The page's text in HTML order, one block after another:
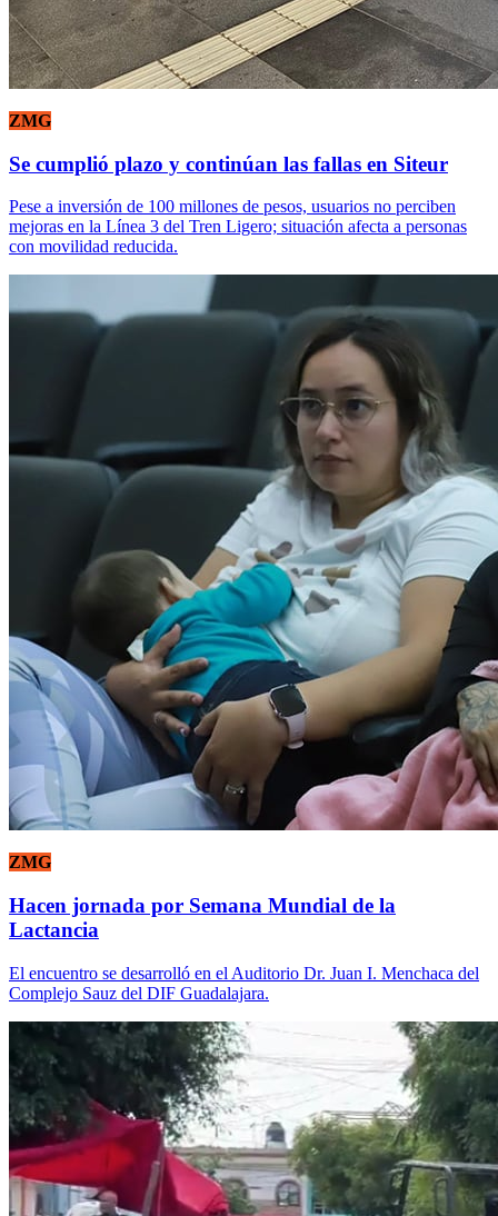
ZMG
Se cumplió plazo y continúan las fallas en Siteur
Pese a inversión de 100 millones de pesos, usuarios no perciben
mejoras en la Línea 3 del Tren Ligero; situación afecta a personas
con movilidad reducida.
ZMG
Hacen jornada por Semana Mundial de la
Lactancia
El encuentro se desarrolló en el Auditorio Dr. Juan I. Menchaca del
Complejo Sauz del DIF Guadalajara.